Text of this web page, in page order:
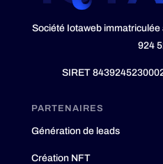
Société Iotaweb
924
SIRET
PARTENAIRES
Génération de leads
Création NFT